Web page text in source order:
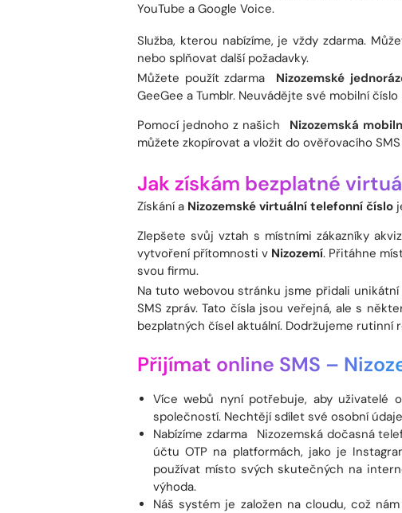
YouTube a Google Voice.
Služba, kterou nabízíme, je vždy zdarma.
nebo splňovat další požadavky.
Můžete použít zdarma
Nizozemské
GeeGee a Tumblr. Neuvádějte své mobilní
Pomocí jednoho z našich
Nizozemská
můžete zkopírovat a vložit do ověřovacího
Jak získám bezplatné
Získání a Nizozemské virtuální telefonní číslo
Zlepšete svůj vztah s místními zákazníky
vytvoření přítomnosti v Nizozemí. Přitáhne
svou firmu.
Na tuto webovou stránku jsme přidali
SMS zpráv. Tato čísla jsou veřejná, ale s
bezplatných čísel aktuální. Dodržujeme rutinní
Přijímat online SMS –
Více webů nyní potřebuje, aby uživatelé
společností. Nechtějí sdílet své osobní
Nabízíme zdarma
Nizozemská dočasná
účtu OTP na platformách, jako je
používat místo svých skutečných na
výhoda.
Náš systém je založen na cloudu, což